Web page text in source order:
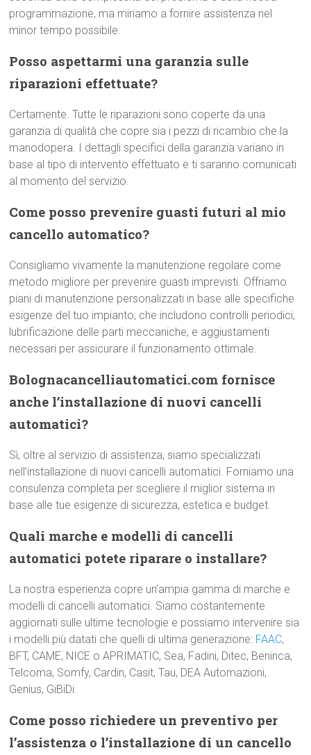
programmazione, ma miriamo a fornire assistenza nel
minor tempo possibile.
Posso aspettarmi una garanzia sulle
riparazioni effettuate?
Certamente. Tutte le riparazioni sono coperte da una
garanzia di qualità che copre sia i pezzi di ricambio che la
manodopera. I dettagli specifici della garanzia variano in
base al tipo di intervento effettuato e ti saranno comunicati
al momento del servizio.
Come posso prevenire guasti futuri al mio
cancello automatico?
Consigliamo vivamente la manutenzione regolare come
metodo migliore per prevenire guasti imprevisti. Offriamo
piani di manutenzione personalizzati in base alle specifiche
esigenze del tuo impianto, che includono controlli periodici,
lubrificazione delle parti meccaniche, e aggiustamenti
necessari per assicurare il funzionamento ottimale.
Bolognacancelliautomatici.com fornisce
anche l’installazione di nuovi cancelli
automatici?
Sì, oltre al servizio di assistenza, siamo specializzati
nell’installazione di nuovi cancelli automatici. Forniamo una
consulenza completa per scegliere il miglior sistema in
base alle tue esigenze di sicurezza, estetica e budget.
Quali marche e modelli di cancelli
automatici potete riparare o installare?
La nostra esperienza copre un’ampia gamma di marche e
modelli di cancelli automatici. Siamo costantemente
aggiornati sulle ultime tecnologie e possiamo intervenire sia
i modelli più datati che quelli di ultima generazione: FAAC,
BFT, CAME, NICE o APRIMATIC, Sea, Fadini, Ditec, Beninca,
Telcoma, Somfy, Cardin, Casit, Tau, DEA Automazioni,
Genius, GiBiDi.
Come posso richiedere un preventivo per
l’assistenza o l’installazione di un cancello